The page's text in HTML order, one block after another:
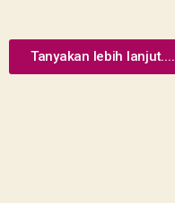
Tanyakan lebih lanjut....